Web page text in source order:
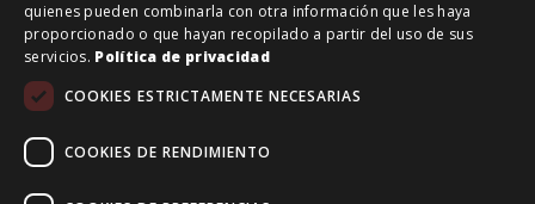
Grant Reale Estate-Investments © 2026 | Todos los
quienes pueden combinarla con otra información que les haya
proporcionado o que hayan recopilado a partir del uso de sus
servicios. Política de privacidad
COOKIES ESTRICTAMENTE NECESARIAS
COOKIES DE RENDIMIENTO